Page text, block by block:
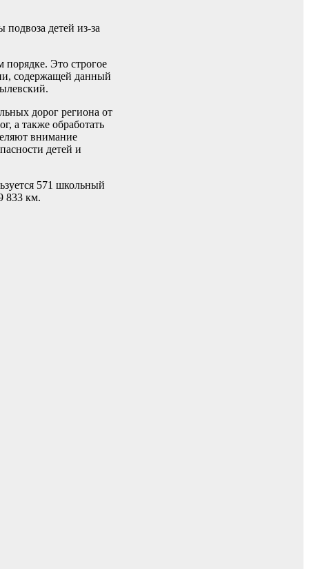
детей из-за
Это строгое
содержащей данный
дорог региона от
а также обработать
внимание
детей и
571 школьный
833 км.